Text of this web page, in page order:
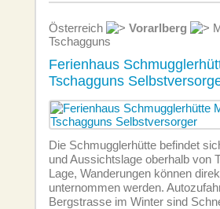
Österreich Vorarlberg
Tschagguns
Ferienhaus
Tschagguns
Die Schmugglerhütte befindet
und Aussichtslage oberhalb von
Lage, Wanderungen können
unternommen werden.
Bergstrasse im Winter sind